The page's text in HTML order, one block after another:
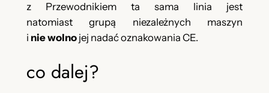
z Przewodnikiem ta sama linia jest
natomiast grupą niezależnych maszyn
i nie wolnojej nadać oznakowania CE.
co dalej?